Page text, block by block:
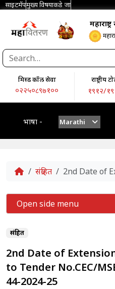
साइटमॅपमुख्य विषयाकडे जा
मिस्ड कॉल सेवा
०२२५०८९७१००
राष्ट्रीय
१९१२/
भाषा - Marathi
Home
संग्रहित 2nd Date of
संग्रहित
2nd Date of
to Tender No.CEC/
44-2024-25
Open side menu